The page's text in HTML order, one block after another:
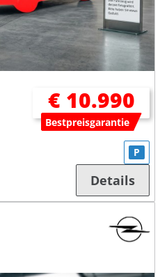
€ 10.990
Bestpreisgarantie
P
Details